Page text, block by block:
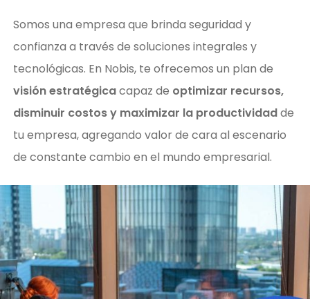
Somos una empresa que brinda seguridad y
confianza a través de soluciones integrales y
tecnológicas. En Nobis, te ofrecemos un plan de
visión estratégicacapaz de optimizar recursos,
disminuir costos y maximizar la productividadde
tu empresa, agregando valor de cara al escenario
de constante cambio en el mundo empresarial.